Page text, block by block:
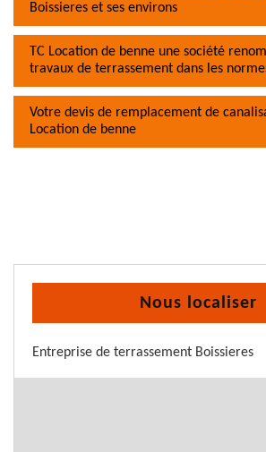
Boissieres et ses environs
TC Location de benne une société
travaux de terrassement dans les
Votre devis de remplacement de
Location de benne
Nous localiser
Entreprise de terrassement Boissieres